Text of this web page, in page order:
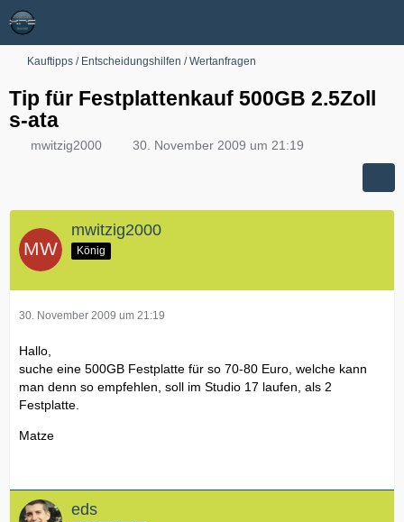
Kauftipps / Entscheidungshilfen / Wertanfragen
Tip für Festplattenkauf 500GB 2.5Zoll
s-ata
mwitzig2000 30. November 2009 um 21:19
mwitzig2000
König
30. November 2009 um 21:19
Hallo,
suche eine 500GB Festplatte für so 70-80 Euro, welche kann
man denn so empfehlen, soll im Studio 17 laufen, als 2
Festplatte.
Matze
eds